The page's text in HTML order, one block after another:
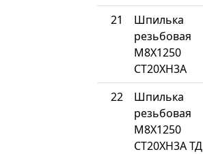
21
Шпилька
резьбовая
М8Х1250
СТ20ХН3А
22
Шпилька
резьбовая
М8Х1250
СТ20ХН3А